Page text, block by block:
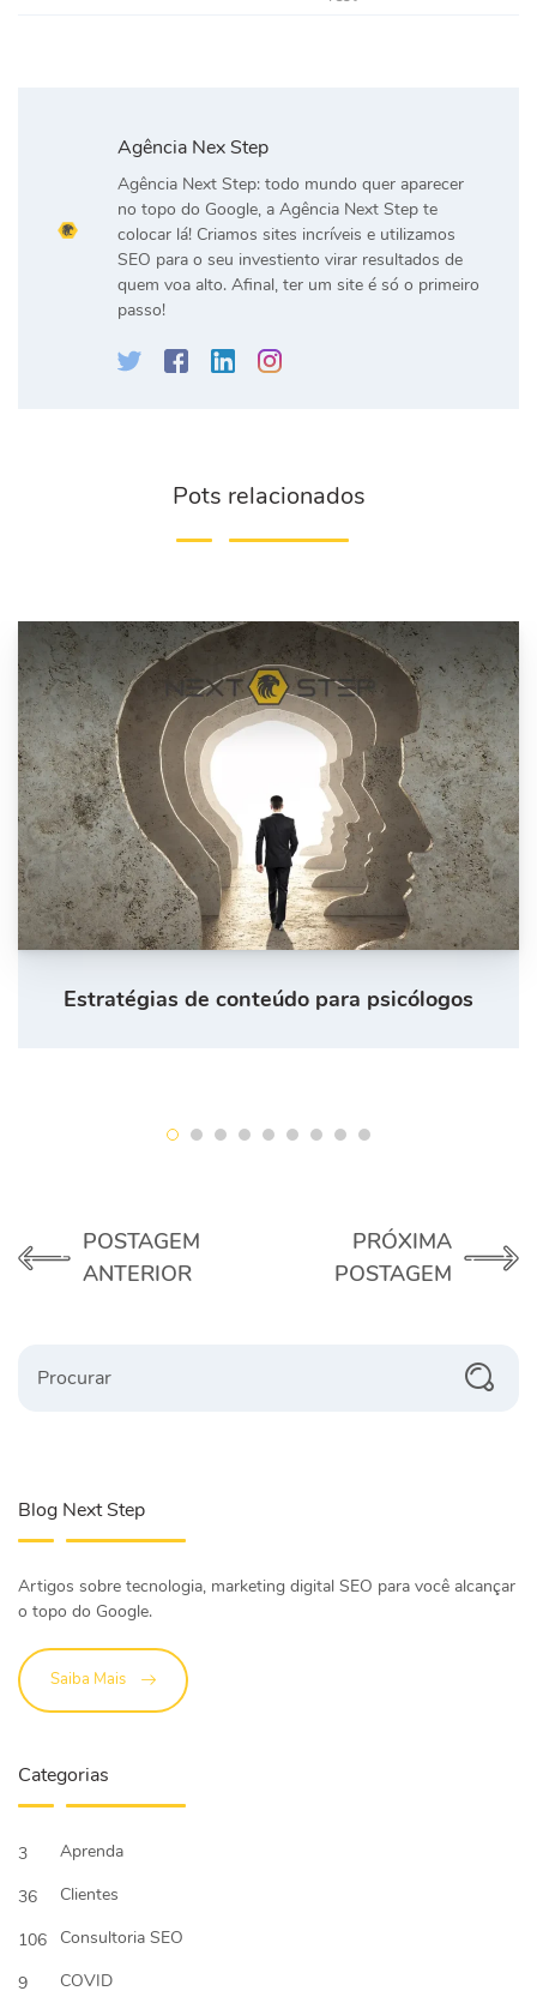
Agência Nex Step
Agência Next Step: todo mundo quer aparecer
no topo do Google, a Agência Next Step te
colocar lá! Criamos sites incríveis e utilizamos
SEO para o seu investiento virar resultados de
quem voa alto. Afinal, ter um site é só o primeiro
passo!
Pots relacionados
Estratégias de conteúdo para psicólogos
POSTAGEM
ANTERIOR
PRÓXIMA
POSTAGEM
Blog Next Step
Artigos sobre tecnologia, marketing digital SEO para você alcançar
o topo do Google.
Saiba Mais
Categorias
3
Aprenda
36
Clientes
106
Consultoria SEO
9
COVID